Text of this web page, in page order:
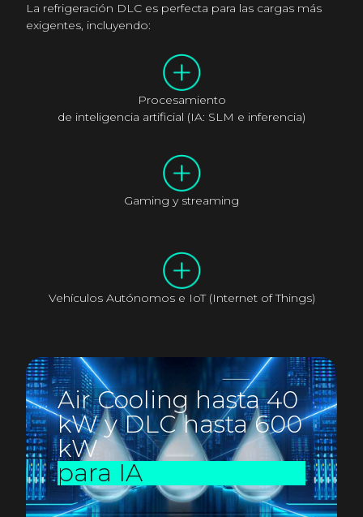
La refrigeración DLC es perfecta para las cargas más
exigentes, incluyendo:
Procesamiento
de inteligencia artificial (IA: SLM e inferencia)
Gaming y streaming
Vehículos Autónomos e IoT (Internet of Things)
Air Cooling hasta 40
kW y DLC hasta 600
kW
para IA